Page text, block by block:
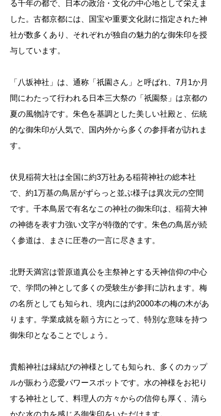
る千年の都で、日本の政治・文化の中心地として栄えま
した。古都京都には、国宝や重要文化財に指定された神
社が数多くあり、それぞれが独自の魅力的な御朱印を授
与しています。
「八坂神社」は、通称「祇園さん」と呼ばれ、7月1か月
間にわたって行われる日本三大祭の「祇園祭」は京都の
夏の風物詩です。朱色を基調とした美しい社殿と、伝統
的な御朱印が人気で、国内外から多くの参拝者が訪れま
す。
伏見稲荷大社は全国に約3万社ある稲荷神社の総本社
で、約1万基の鳥居がずらっと並ぶ様子は異次元の空間
です。千本鳥居で有名なこの神社の御朱印は、稲荷大神
の神徳を表す力強い文字が特徴的です。朱色の鳥居が続
く参道は、まさに圧巻の一言に尽きます。
北野天満宮は菅原道真公を主祭神とする天神信仰の中心
で、学問の神として多くの受験生が参拝に訪れます。梅
の名所としても知られ、境内には約2000本の梅の木があ
ります。学業成就を願う方にとって、特別な意味を持つ
御朱印となることでしょう。
貴船神社は縁結びの神様としても知られ、多くのカップ
ルが賑わう恋愛パワースポットです。水の神様をお祀り
する神社として、料理人の方々からの信仰も厚く、清ら